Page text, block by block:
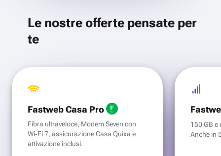
Le nostre offerte pensate per
te
Fastweb Casa Pro
Fibra ultraveloce, Modem Seven con
Wi‑Fi 7, assicurazione Casa Quixa e
attivazione inclusi.
150 GB e
Anche in